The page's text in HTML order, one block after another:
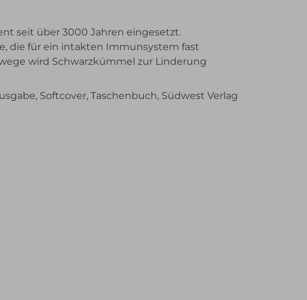
seit über 3000 Jahren eingesetzt.
die für ein intakten Immunsystem fast
wird Schwarzkümmel zur Linderung
Softcover, Taschenbuch, Südwest Verlag